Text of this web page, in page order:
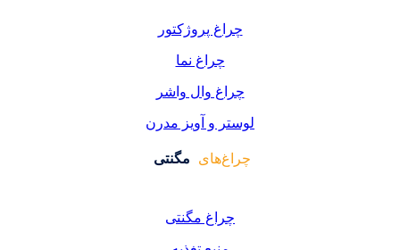
چراغ پروژکتور
چراغ نما
چراغ وال واشر
لوستر و آویز مدرن
چراغ‌های مگنتی
چراغ مگنتی